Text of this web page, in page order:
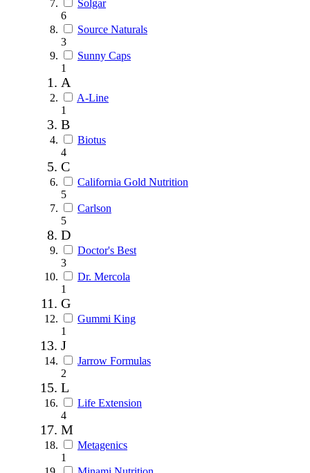
Solgar
6
Source Naturals
3
Sunny Caps
1
A
A-Line
1
B
Biotus
4
C
California Gold Nutrition
5
Carlson
5
D
Doctor's Best
3
Dr. Mercola
1
G
Gummi King
1
J
Jarrow Formulas
2
L
Life Extension
4
M
Metagenics
1